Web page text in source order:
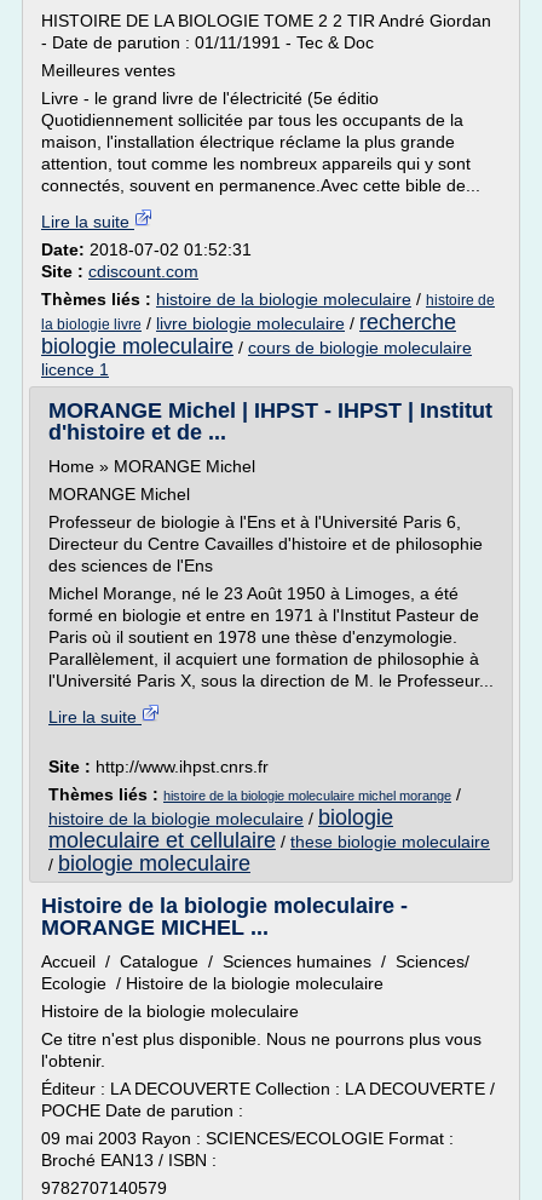
HISTOIRE DE LA BIOLOGIE TOME 2 2 TIR André Giordan
- Date de parution : 01/11/1991 - Tec & Doc
Meilleures ventes
Livre - le grand livre de l'électricité (5e éditio
Quotidiennement sollicitée par tous les occupants de la
maison, l'installation électrique réclame la plus grande
attention, tout comme les nombreux appareils qui y sont
connectés, souvent en permanence.Avec cette bible de...
Lire la suite
Date: 2018-07-02 01:52:31
Site : cdiscount.com
Thèmes liés : histoire de la biologie moleculaire / histoire de
la biologie livre / livre biologie moleculaire / recherche
biologie moleculaire / cours de biologie moleculaire
licence 1
MORANGE Michel | IHPST - IHPST | Institut
d'histoire et de ...
Home » MORANGE Michel
MORANGE Michel
Professeur de biologie à l'Ens et à l'Université Paris 6,
Directeur du Centre Cavailles d'histoire et de philosophie
des sciences de l'Ens
Michel Morange, né le 23 Août 1950 à Limoges, a été
formé en biologie et entre en 1971 à l'Institut Pasteur de
Paris où il soutient en 1978 une thèse d'enzymologie.
Parallèlement, il acquiert une formation de philosophie à
l'Université Paris X, sous la direction de M. le Professeur...
Lire la suite
Site : http://www.ihpst.cnrs.fr
Thèmes liés : histoire de la biologie moleculaire michel morange /
histoire de la biologie moleculaire / biologie
moleculaire et cellulaire / these biologie moleculaire
/ biologie moleculaire
Histoire de la biologie moleculaire -
MORANGE MICHEL ...
Accueil / Catalogue / Sciences humaines / Sciences/
Ecologie / Histoire de la biologie moleculaire
Histoire de la biologie moleculaire
Ce titre n'est plus disponible. Nous ne pourrons plus vous
l'obtenir.
Éditeur : LA DECOUVERTE Collection : LA DECOUVERTE /
POCHE Date de parution :
09 mai 2003 Rayon : SCIENCES/ECOLOGIE Format :
Broché EAN13 / ISBN :
9782707140579